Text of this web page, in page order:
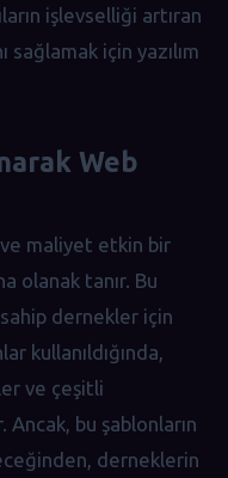
işlevselliği artıran
sağlamak için yazılım
Web
ve maliyet etkin bir
olanak tanır. Bu
dernekler için
kullanıldığında,
ve çeşitli
bu şablonların
derneklerin